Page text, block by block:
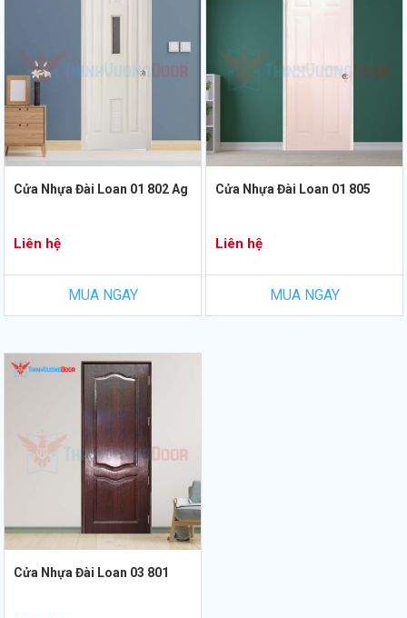
Cửa Nhựa Đài Loan 01 802 Ag
Liên hệ
MUA NGAY
Cửa Nhựa Đài Loan 01 805
Liên hệ
MUA NGAY
Cửa Nhựa Đài Loan 03 801